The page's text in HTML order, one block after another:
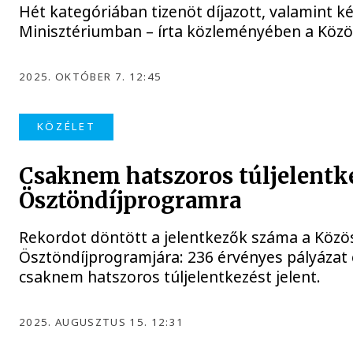
Hét kategóriában tizenöt díjazott, valamint
Minisztériumban – írta közleményében a
2025. OKTÓBER 7. 12:45
KÖZÉLET
Csaknem hatszoros
Ösztöndíjprogramra
Rekordot döntött a jelentkezők száma a
Ösztöndíjprogramjára: 236 érvényes
csaknem hatszoros túljelentkezést jelent.
2025. AUGUSZTUS 15. 12:31